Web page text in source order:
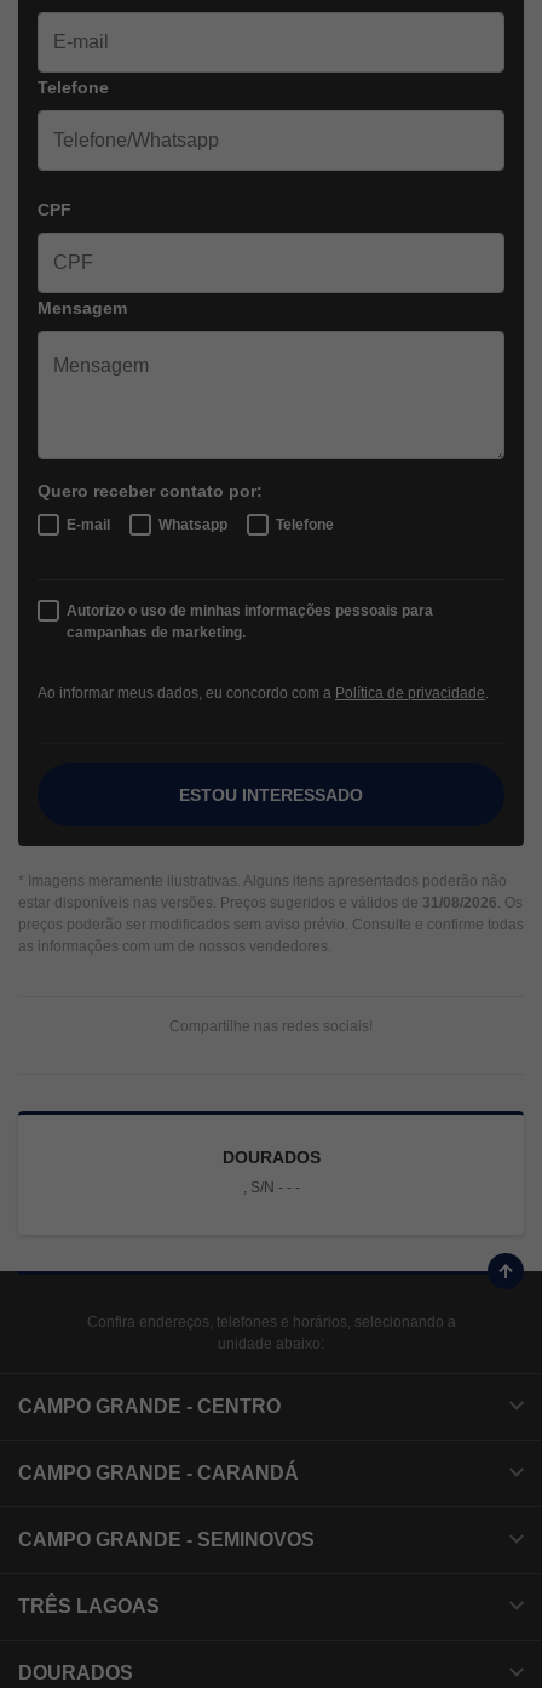
Telefone
CPF
Mensagem
Quero receber contato por:
E-mail Whatsapp Telefone
Autorizo o uso de minhas informações pessoais para
campanhas de marketing.
Ao informar meus dados, eu concordo com a Política de privacidade
ESTOU INTERESSADO
* Imagens meramente ilustrativas. Alguns itens apresentados poderão não
estar disponíveis nas versões. Preços sugeridos e válidos de 31/08/2026 . Os
preços poderão ser modificados sem aviso prévio. Consulte e confirme todas
as informações com um de nossos vendedores.
Compartilhe nas redes sociais!
DOURADOS
, S/N - - -
Confira endereços, telefones e horários, selecionando a
unidade abaixo:
CAMPO GRANDE - CENTRO
CAMPO GRANDE - CARANDÁ
CAMPO GRANDE - SEMINOVOS
TRÊS LAGOAS
DOURADOS